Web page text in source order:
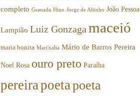
completo Granada Hino Jorge de Altinho João Pessoa
Lampião Luiz Gonzagamaceió
maria bonita Mart'nalia Mário de Barros Pereira
Noel Rosa ouro preto Paraíba
pereirapoetapoeta